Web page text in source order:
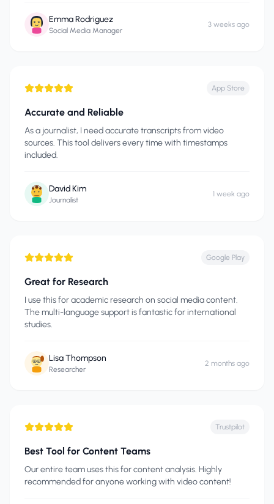
Emma Rodriguez
Social Media Manager
3 weeks ago
App Store
Accurate and Reliable
As a journalist, I need accurate transcripts from video
sources. This tool delivers every time with timestamps
included.
David Kim
Journalist
1 week ago
Google Play
Great for Research
I use this for academic research on social media content.
The multi-language support is fantastic for international
studies.
Lisa Thompson
Researcher
2 months ago
Trustpilot
Best Tool for Content Teams
Our entire team uses this for content analysis. Highly
recommended for anyone working with video content!